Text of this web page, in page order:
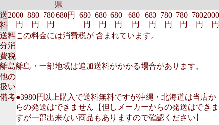
県
送
料
2000
円
880
円
780
円
680円
680
円
680
円
680
円
680
円
680
円
780
円
780
円
780
円
2000
円
送料
分消
費税
この料金には消費税が 含まれています。
離島
他の
扱い
離島・一部地域は追加送料がかかる場合があります。
備考●3980円以上購入で送料無料ですが沖縄・北海道は当店か
らの発送はできません【但しメーカーからの発送はできま
すが一部出来ない商品もありますので確認ください】